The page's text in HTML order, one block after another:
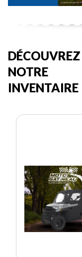
DÉCOUVREZ
NOTRE
INVENTAIRE